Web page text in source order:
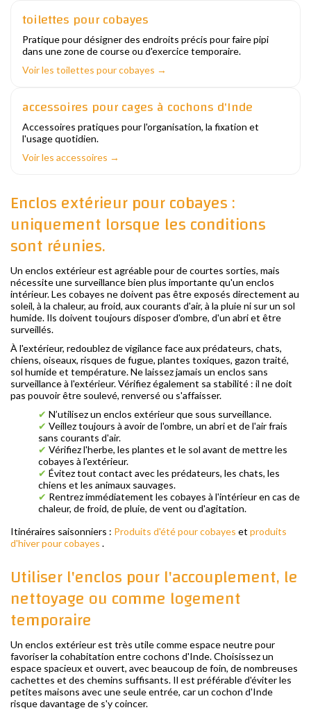
toilettes pour cobayes
Pratique pour désigner des endroits précis pour faire pipi
dans une zone de course ou d'exercice temporaire.
Voir les toilettes pour cobayes →
accessoires pour cages à cochons d'Inde
Accessoires pratiques pour l'organisation, la fixation et
l'usage quotidien.
Voir les accessoires →
Enclos extérieur pour cobayes :
uniquement lorsque les conditions
sont réunies.
Un enclos extérieur est agréable pour de courtes sorties, mais
nécessite une surveillance bien plus importante qu'un enclos
intérieur. Les cobayes ne doivent pas être exposés directement au
soleil, à la chaleur, au froid, aux courants d'air, à la pluie ni sur un sol
humide. Ils doivent toujours disposer d'ombre, d'un abri et être
surveillés.
À l'extérieur, redoublez de vigilance face aux prédateurs, chats,
chiens, oiseaux, risques de fugue, plantes toxiques, gazon traité,
sol humide et température. Ne laissez jamais un enclos sans
surveillance à l'extérieur. Vérifiez également sa stabilité : il ne doit
pas pouvoir être soulevé, renversé ou s'affaisser.
✔ N’utilisez un enclos extérieur que sous surveillance.
✔ Veillez toujours à avoir de l'ombre, un abri et de l'air frais
sans courants d'air.
✔ Vérifiez l'herbe, les plantes et le sol avant de mettre les
cobayes à l'extérieur.
✔ Évitez tout contact avec les prédateurs, les chats, les
chiens et les animaux sauvages.
✔ Rentrez immédiatement les cobayes à l'intérieur en cas de
chaleur, de froid, de pluie, de vent ou d'agitation.
Itinéraires saisonniers : Produits d'été pour cobayes et produits
d'hiver pour cobayes .
Utiliser l'enclos pour l'accouplement, le
nettoyage ou comme logement
temporaire
Un enclos extérieur est très utile comme espace neutre pour
favoriser la cohabitation entre cochons d'Inde. Choisissez un
espace spacieux et ouvert, avec beaucoup de foin, de nombreuses
cachettes et des chemins suffisants. Il est préférable d'éviter les
petites maisons avec une seule entrée, car un cochon d'Inde
risque davantage de s'y coincer.